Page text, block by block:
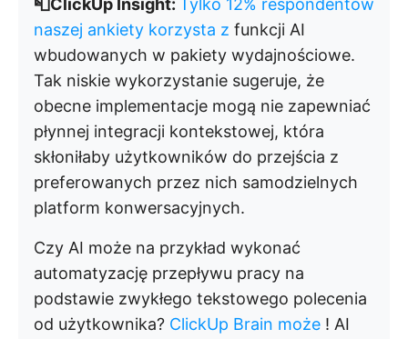
📮ClickUp Insight: Tylko 12% respondentów
naszej ankiety korzysta z funkcji AI
wbudowanych w pakiety wydajnościowe.
Tak niskie wykorzystanie sugeruje, że
obecne implementacje mogą nie zapewniać
płynnej integracji kontekstowej, która
skłoniłaby użytkowników do przejścia z
preferowanych przez nich samodzielnych
platform konwersacyjnych.
Czy AI może na przykład wykonać
automatyzację przepływu pracy na
podstawie zwykłego tekstowego polecenia
od użytkownika? ClickUp Brain może ! AI